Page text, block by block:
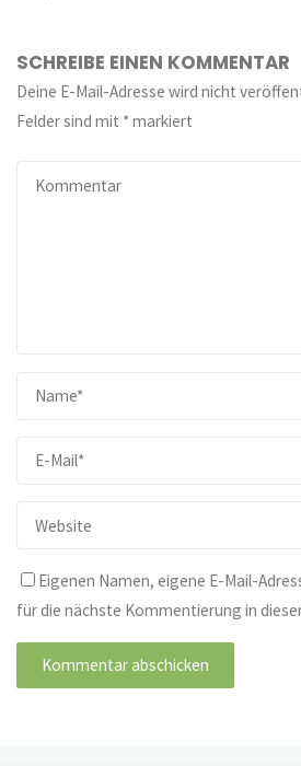
SCHREIBE EINEN KOMMENTAR
Deine E-Mail-Adresse wird nicht
Felder sind mit *markiert
Eigenen Namen, eigene E-Mail-
für die nächste Kommentierung in